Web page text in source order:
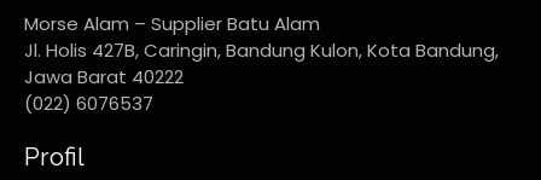
Morse Alam – Supplier Batu Alam
Jl. Holis 427B, Caringin, Bandung Kulon, Kota Bandung,
Jawa Barat 40222
(022) 6076537
Profil